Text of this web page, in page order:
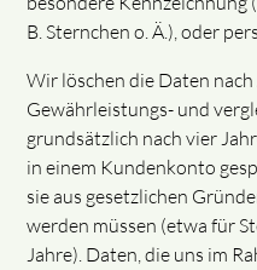
B. Sternchen o. Ä.), oder
Wir löschen die Daten
Gewährleistungs- und
grundsätzlich nach vier
in einem Kundenkonto
sie aus gesetzlichen
werden müssen (etwa für
Jahre). Daten, die uns im